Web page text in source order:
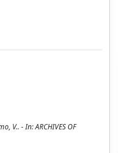
V.. - In: ARCHIVES OF